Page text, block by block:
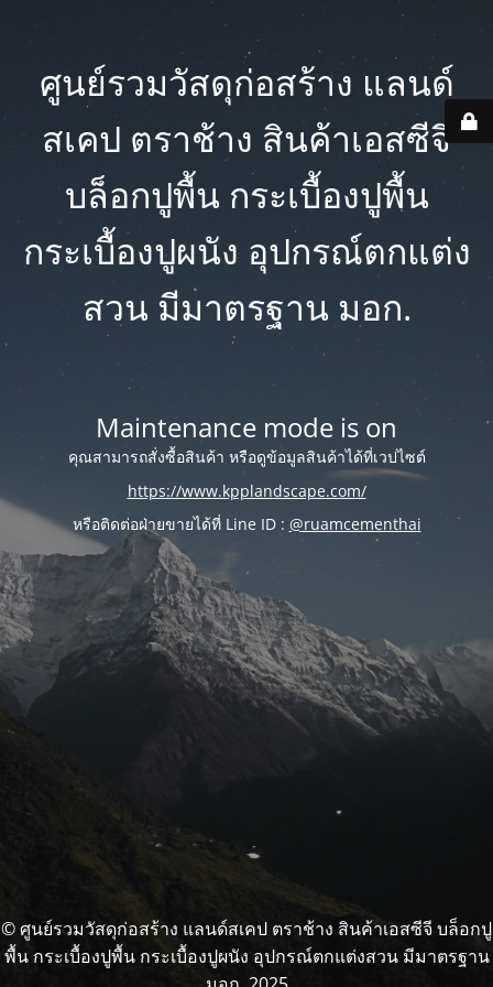
ศูนย์รวมวัสดุก่อสร้าง แลนด์
สเคป ตราช้าง สินค้าเอสซีจี
บล็อกปูพื้น กระเบื้องปูพื้น
กระเบื้องปูผนัง อุปกรณ์ตกแต่ง
สวน มีมาตรฐาน มอก.
Maintenance mode is on
คุณสามารถสั่งซื้อสินค้า หรือดูข้อมูลสินค้าได้ที่เวปไซต์
https://www.kpplandscape.com/
หรือติดต่อฝ่ายขายได้ที่ Line ID : @ruamcementhai
© ศูนย์รวมวัสดุก่อสร้าง แลนด์สเคป ตราช้าง สินค้าเอสซีจี บล็อกปู
พื้น กระเบื้องปูพื้น กระเบื้องปูผนัง อุปกรณ์ตกแต่งสวน มีมาตรฐาน